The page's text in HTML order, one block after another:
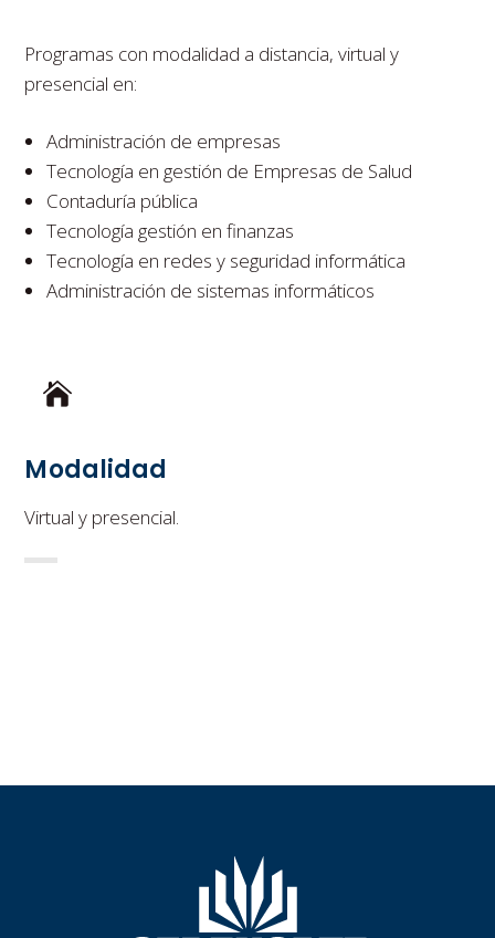
Programas con modalidad a distancia, virtual y
presencial en:
Administración de empresas
Tecnología en gestión de Empresas de Salud
Contaduría pública
Tecnología gestión en finanzas
Tecnología en redes y seguridad informática
Administración de sistemas informáticos
Modalidad
Virtual y presencial.